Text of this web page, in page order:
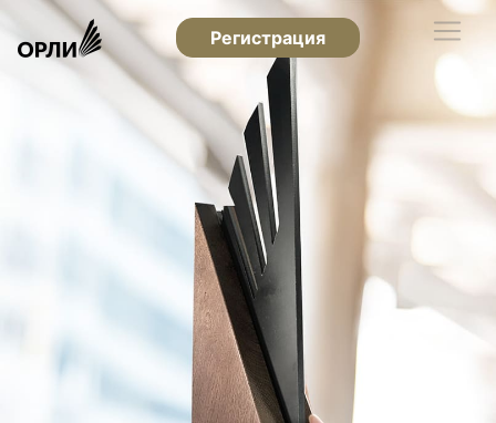
Регистрация